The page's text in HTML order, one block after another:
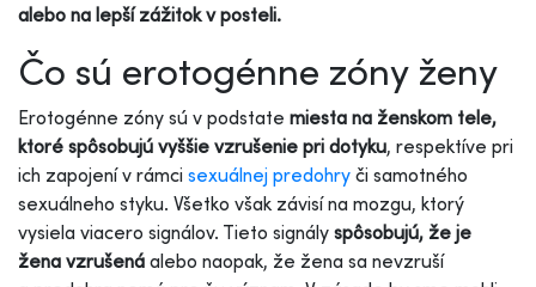
alebo na lepší zážitok v posteli.
Čo sú erotogénne zóny ženy
Erotogénne zóny sú v podstate miesta na ženskom tele,
ktoré spôsobujú vyššie vzrušenie pri dotyku, respektíve pri
ich zapojení v rámci sexuálnej predohry či samotného
sexuálneho styku. Všetko však závisí na mozgu, ktorý
vysiela viacero signálov. Tieto signály spôsobujú, že je
žena vzrušená alebo naopak, že žena sa nevzruší